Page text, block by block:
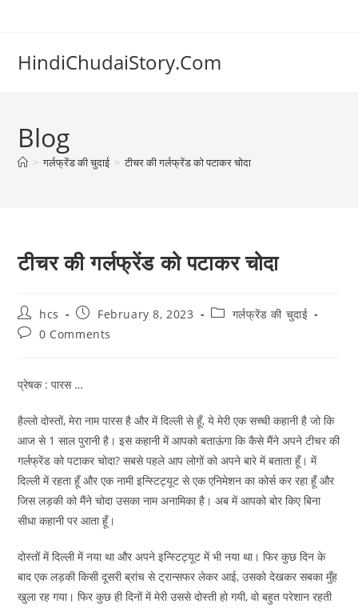
HindiChudaiStory.Com
Blog
> गर्लफ्रेंड की चुदाई > टीचर की गर्लफ्रेंड को पटाकर चोदा
टीचर की गर्लफ्रेंड को पटाकर चोदा
Post
author:
hcs
Post
published:
February 8, 2023
Postगर्लफ्रेंड की चुदाई
Post0 Comments
प्रेषक : पारस …
हैल्लो दोस्तों, मेरा नाम पारस है और में दिल्ली से हूँ, ये मेरी एक सच्ची कहानी है जो कि
आज से 1 साल पुरानी है। इस कहानी में आपको बताऊंगा कि कैसे मैंने अपने टीचर की
गर्लफ्रेंड को पटाकर चोदा? सबसे पहले आप लोगों को अपने बारे में बताता हूँ। में
दिल्ली में रहता हूँ और एक नामी इन्स्टिट्यूट से एक एनिमेशन का कोर्स कर रहा हूँ और
जिस लड़की को मैंने चोदा उसका नाम अनामिका है। अब में आपको बोर किए बिना
सीधा कहानी पर आता हूँ।
दोस्तों में दिल्ली में नया था और अपने इन्स्टिट्यूट में भी नया था। फिर कुछ दिन के
बाद एक लड़की किसी दूसरी ब्रांच से ट्रान्सफर लेकर आई, उसको देखकर सबका मुँह
खुला रह गया। फिर कुछ ही दिनों में मेरी उससे दोस्ती हो गयी, वो बहुत परेशान रहती